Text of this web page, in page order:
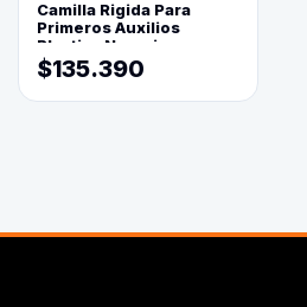
Camilla Rigida Para
Primeros Auxilios
Plastica Naranja
$135.390